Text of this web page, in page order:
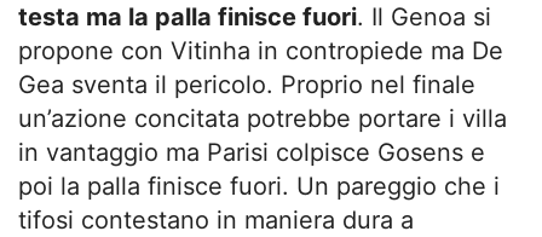
testa ma la palla finisce fuori. Il Genoa si
propone con Vitinha in contropiede ma De
Gea sventa il pericolo. Proprio nel finale
un’azione concitata potrebbe portare i villa
in vantaggio ma Parisi colpisce Gosens e
poi la palla finisce fuori. Un pareggio che i
tifosi contestano in maniera dura a